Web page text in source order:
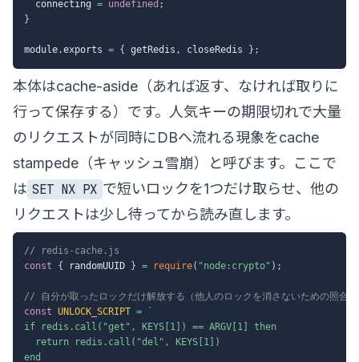
  connecting
= undefined ;
}
module.exports = { getRedis , closeRedis } ;
本体はcache-aside（あれば返す、なければ取りに
行って保存する）です。人気キーの期限切れで大量
のリクエストが同時にDBへ流れる現象をcache
stampede（キャッシュ雪崩）と呼びます。ここで
は SET NX PX で短いロックを1つだけ取らせ、他の
リクエストは少し待ってから読み直します。
// redis-cache.js
const
{ randomUUID } = require( "node:crypto" ) ;
// 自分が取ったロックだけ解放する（他人のロックを消さないための照合）
const UNLOCK_SCRIPT =
`
if redis.call("get", KEYS[1]) == ARGV[1] then
  return redis.call("del", KEYS[1])
end